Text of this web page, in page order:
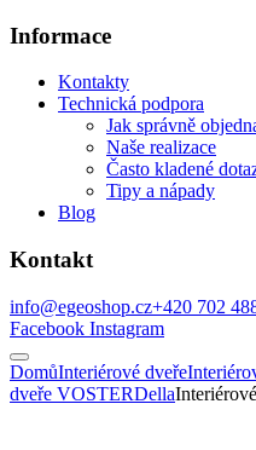
Informace
Kontakty
Technická podpora
Jak správně
Naše realizace
Často kladené
Tipy a nápady
Blog
Kontakt
info@egeoshop.cz+420 702
Facebook Instagram
DomůInteriérové dveře
dveře VOSTERDella